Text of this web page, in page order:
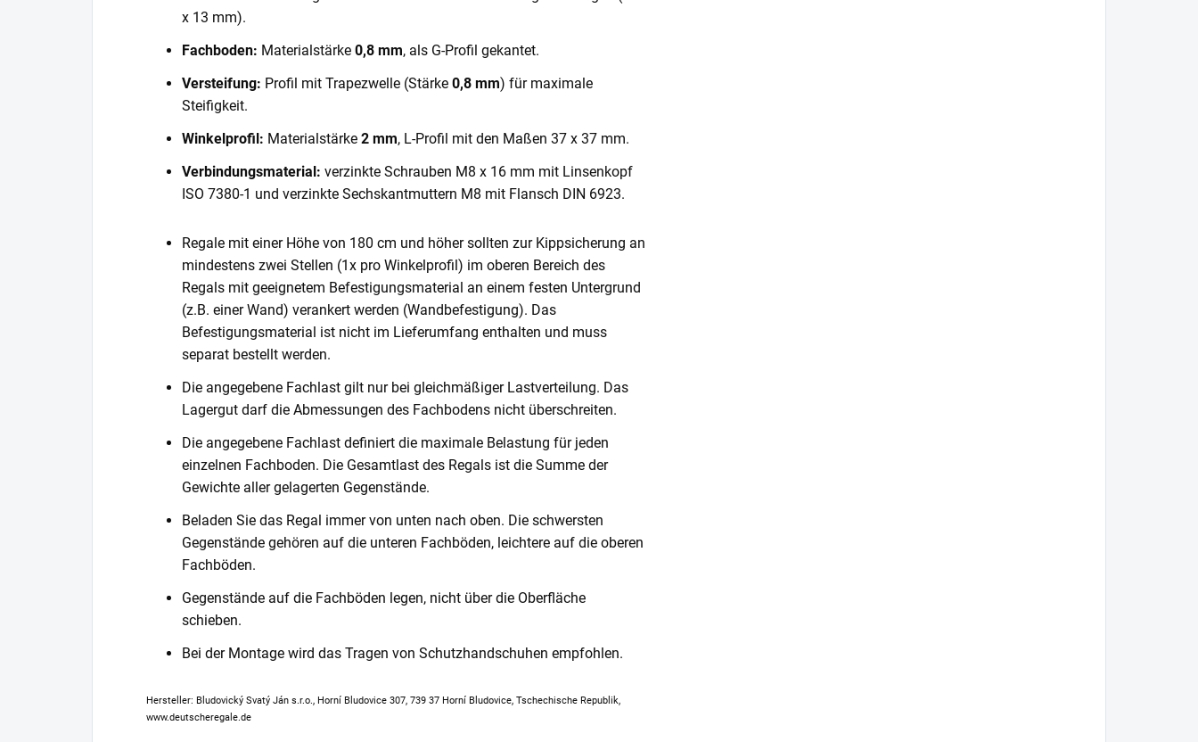
x 13 mm).
Fachboden: Materialstärke 0,8 mm, als G-Profil gekantet.
Versteifung: Profil mit Trapezwelle (Stärke 0,8 mm) für maximale
Steifigkeit.
Winkelprofil: Materialstärke 2 mm, L-Profil mit den Maßen 37 x 37 mm.
Verbindungsmaterial: verzinkte Schrauben M8 x 16 mm mit Linsenkopf
ISO 7380-1 und verzinkte Sechskantmuttern M8 mit Flansch DIN 6923.
Regale mit einer Höhe von 180 cm und höher sollten zur Kippsicherung an
mindestens zwei Stellen (1x pro Winkelprofil) im oberen Bereich des
Regals mit geeignetem Befestigungsmaterial an einem festen Untergrund
(z.B. einer Wand) verankert werden (Wandbefestigung). Das
Befestigungsmaterial ist nicht im Lieferumfang enthalten und muss
separat bestellt werden.
Die angegebene Fachlast gilt nur bei gleichmäßiger Lastverteilung. Das
Lagergut darf die Abmessungen des Fachbodens nicht überschreiten.
Die angegebene Fachlast definiert die maximale Belastung für jeden
einzelnen Fachboden. Die Gesamtlast des Regals ist die Summe der
Gewichte aller gelagerten Gegenstände.
Beladen Sie das Regal immer von unten nach oben. Die schwersten
Gegenstände gehören auf die unteren Fachböden, leichtere auf die oberen
Fachböden.
Gegenstände auf die Fachböden legen, nicht über die Oberfläche
schieben.
Bei der Montage wird das Tragen von Schutzhandschuhen empfohlen.
Hersteller: Bludovický Svatý Ján s.r.o., Horní Bludovice 307, 739 37 Horní Bludovice, Tschechische Republik,
www.deutscheregale.de